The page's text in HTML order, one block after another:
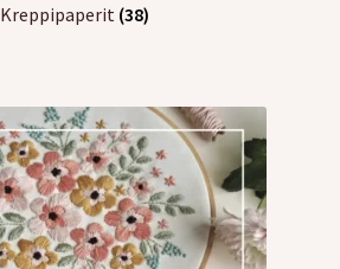
Kreppipaperit (38)